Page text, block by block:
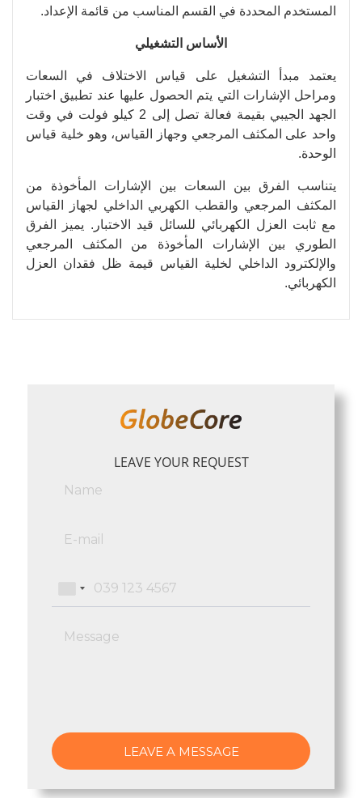
المستخدم المحددة في القسم المناسب من قائمة الإعداد.
الأساس التشغيلي
يعتمد مبدأ التشغيل على قياس الاختلاف في السعات
ومراحل الإشارات التي يتم الحصول عليها عند تطبيق اختبار
الجهد الجيبي بقيمة فعالة تصل إلى 2 كيلو فولت في وقت
واحد على المكثف المرجعي وجهاز القياس، وهو خلية قياس
الوحدة.
يتناسب الفرق بين السعات بين الإشارات المأخوذة من
المكثف المرجعي والقطب الكهربي الداخلي لجهاز القياس
مع ثابت العزل الكهربائي للسائل قيد الاختبار. يميز الفرق
الطوري بين الإشارات المأخوذة من المكثف المرجعي
والإلكترود الداخلي لخلية القياس قيمة ظل فقدان العزل
الكهربائي.
LEAVE YOUR REQUEST